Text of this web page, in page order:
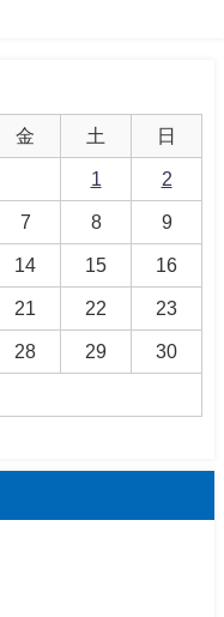
金 土 日
1 2
7 8 9
14 15 16
21 22 23
28 29 30